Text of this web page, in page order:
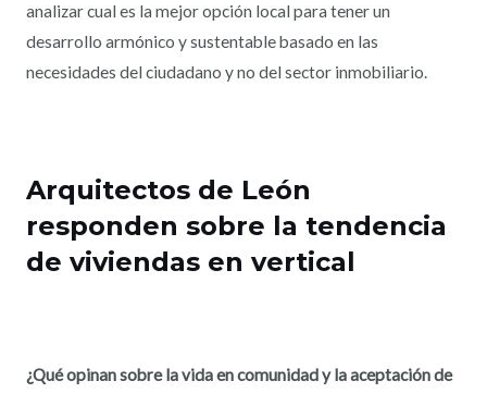
analizar cual es la mejor opción local para tener un
desarrollo armónico y sustentable basado en las
necesidades del ciudadano y no del sector inmobiliario.
Arquitectos de León
responden sobre la tendencia
de viviendas en vertical
¿Qué opinan sobre la vida en comunidad y la aceptación de